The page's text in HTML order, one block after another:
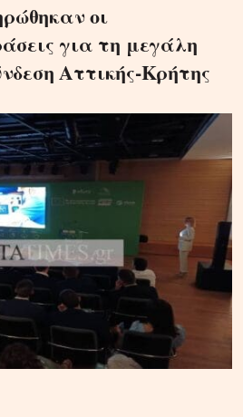
οι
για τη μεγάλη
Αττικής-Κρήτης